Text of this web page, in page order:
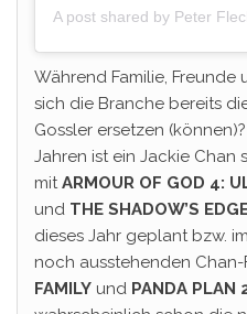
Während Familie,
sich die Branche bereits
Gossler ersetzen
Jahren ist ein Jackie Chan
mitARMOUR OF GOD 4:
und THE SHADOW’S
dieses Jahr geplant bzw.
noch ausstehenden Chan-
FAMILY und PANDA PLAN